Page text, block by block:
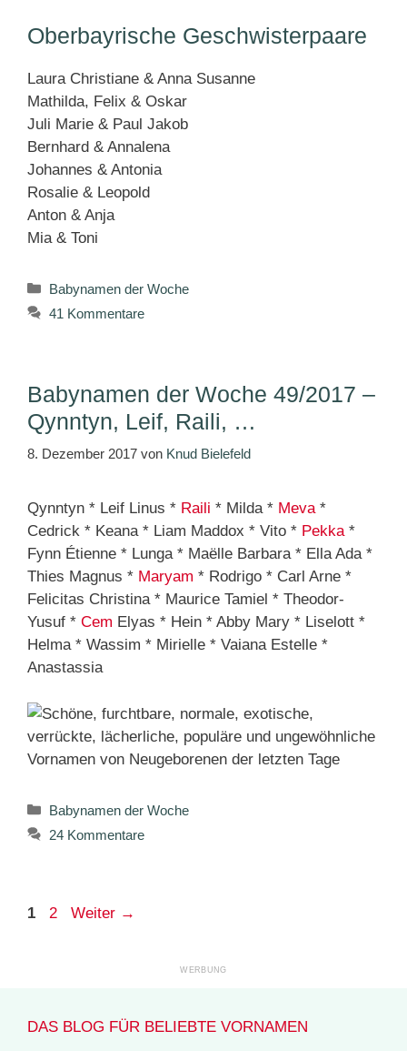
Oberbayrische Geschwisterpaare
Laura Christiane & Anna Susanne
Mathilda, Felix & Oskar
Juli Marie & Paul Jakob
Bernhard & Annalena
Johannes & Antonia
Rosalie & Leopold
Anton & Anja
Mia & Toni
Kategorien
Babynamen der Woche
41 Kommentare
Babynamen der Woche 49/2017 –
Qynntyn, Leif, Raili, …
8. Dezember 2017 von Knud Bielefeld
Qynntyn * Leif Linus * Raili * Milda * Meva*
Cedrick * Keana * Liam Maddox * Vito * Pekka*
Fynn Étienne * Lunga * Maëlle Barbara * Ella Ada *
Thies Magnus * Maryam * Rodrigo * Carl Arne *
Felicitas Christina * Maurice Tamiel * Theodor-
Yusuf * Cem Elyas * Hein * Abby Mary * Liselott *
Helma * Wassim * Mirielle * Vaiana Estelle *
Anastassia
Kategorien
Babynamen der Woche
24 Kommentare
Seite
1 Seite
2 Weiter →
DAS BLOG FÜR BELIEBTE VORNAMEN